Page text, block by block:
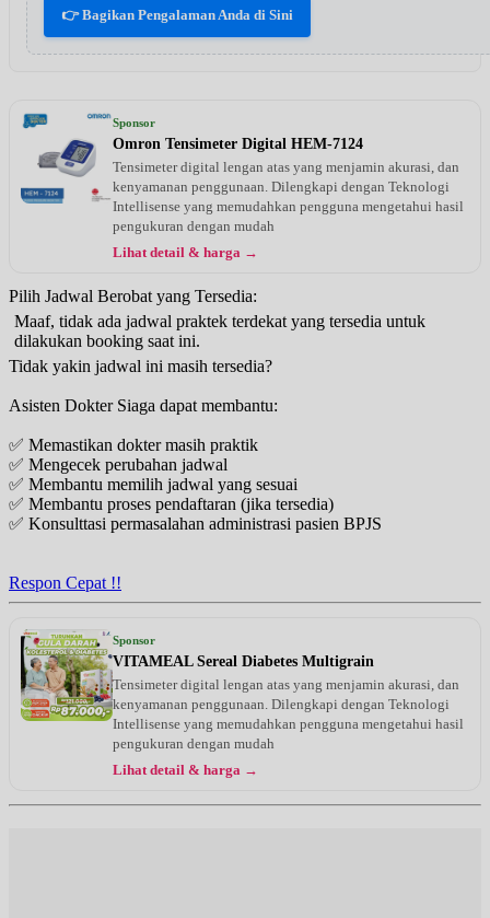
👉 Bagikan Pengalaman Anda di Sini
Sponsor
Omron Tensimeter Digital HEM-7124
Tensimeter digital lengan atas yang menjamin akurasi, dan
kenyamanan penggunaan. Dilengkapi dengan Teknologi
Intellisense yang memudahkan pengguna mengetahui hasil
pengukuran dengan mudah
Lihat detail & harga →
Pilih Jadwal Berobat yang Tersedia:
Maaf, tidak ada jadwal praktek terdekat yang tersedia untuk
dilakukan booking saat ini.
Tidak yakin jadwal ini masih tersedia?
Asisten Dokter Siaga dapat membantu:
✅ Memastikan dokter masih praktik
✅ Mengecek perubahan jadwal
✅ Membantu memilih jadwal yang sesuai
✅ Membantu proses pendaftaran (jika tersedia)
✅ Konsulttasi permasalahan administrasi pasien BPJS
Respon Cepat !!
Sponsor
VITAMEAL Sereal Diabetes Multigrain
Tensimeter digital lengan atas yang menjamin akurasi, dan
kenyamanan penggunaan. Dilengkapi dengan Teknologi
Intellisense yang memudahkan pengguna mengetahui hasil
pengukuran dengan mudah
Lihat detail & harga →